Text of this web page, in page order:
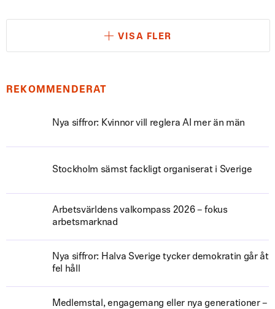
VISA FLER
REKOMMENDERAT
Nya siffror: Kvinnor vill reglera AI mer än män
Stockholm sämst fackligt organiserat i Sverige
Arbetsvärldens valkompass 2026 – fokus
arbetsmarknad
Nya siffror: Halva Sverige tycker demokratin går åt
fel håll
Medlemstal, engagemang eller nya generationer –